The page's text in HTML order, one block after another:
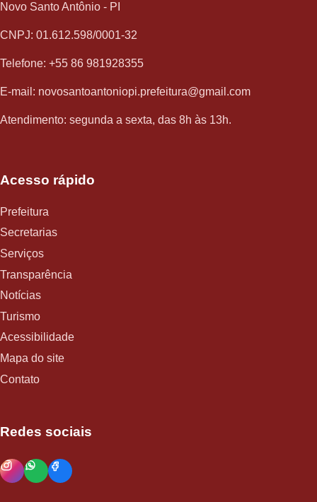
Novo Santo Antônio - PI
CNPJ: 01.612.598/0001-32
Telefone: +55 86 981928355
E-mail: novosantoantoniopi.prefeitura@gmail.com
Atendimento: segunda a sexta, das 8h às 13h.
Acesso rápido
Prefeitura
Secretarias
Serviços
Transparência
Notícias
Turismo
Acessibilidade
Mapa do site
Contato
Redes sociais